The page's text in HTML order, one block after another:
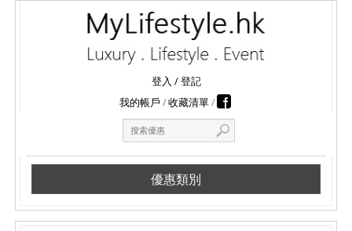
登入 /登記
我的帳戶
收藏清單
優惠類別